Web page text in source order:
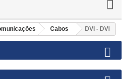
Cabos DVI - DVI